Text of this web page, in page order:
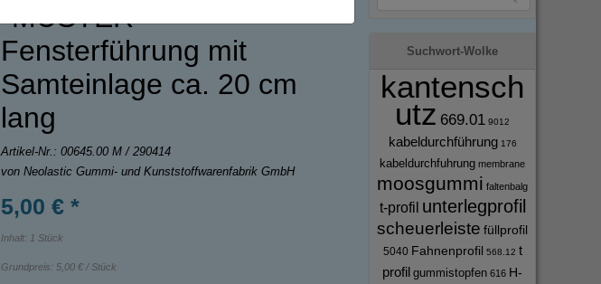
*MUSTER*
Fensterführung mit
Samteinlage ca. 20 cm
lang
Artikel-Nr.: 00645.00 M / 290414
von Neolastic Gummi- und Kunststoffwarenfabrik GmbH
5,00 € *
Inhalt: 1 Stück
Grundpreis: 5,00 € / Stück
Suchwort-Wolke
kantensch
utz 669.01 9012
kabeldurchführung 176
kabeldurchfuhrung membrane
moosgummi faltenbalg
t-profil unterlegprofil
scheuerleiste füllprofil
5040 Fahnenprofil 568.12 t
profil gummistopfen 616 H-